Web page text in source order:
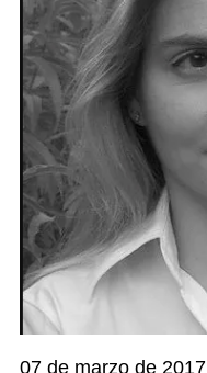
07 de marzo de 2017